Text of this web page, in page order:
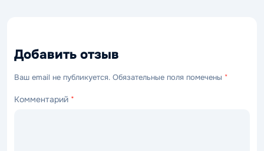
Добавить отзыв
Ваш email не публикуется. Обязательные поля помечены *
Комментарий *